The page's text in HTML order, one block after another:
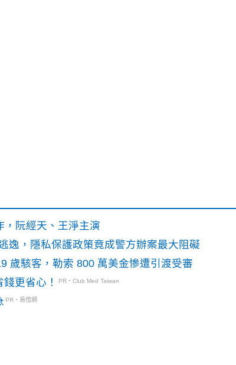
，阮經天、王淨主演
逸，隱私保護政策竟成警方辦案最大阻礙
歲駭客，勒索 800 萬美金慘遭引渡受審
更省心！
PR・Club Med Taiwan
PR・易借網